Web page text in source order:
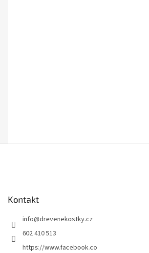
Kontakt
info@drevenekostky.cz
602 410 513
https://www.facebook.co